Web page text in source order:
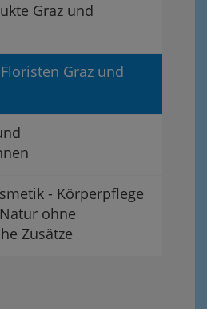
Graz und
Graz und
- Körperpflege
ohne
Zusätze